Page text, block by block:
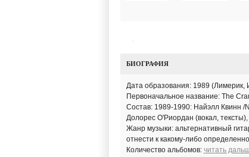
БИОГРАФИЯ
Дата образования: 1989 (Лимерик,
Первоначальное название: The
Состав: 1989-1990: Найэлл Квинн /
Долорес О'Риордан (вокал,
Жанр музыки: альтернативный
отнести к какому-либо
Количество альбомов: читать